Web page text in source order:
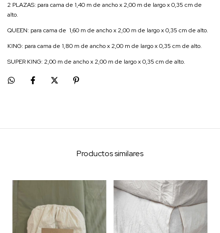
2 PLAZAS: para cama de 1,40 m de ancho x 2,00 m de largo x 0,35 cm de
alto.
QUEEN: para cama de 1,60 m de ancho x 2,00 m de largo x 0,35 cm de alto.
KING: para cama de 1,80 m de ancho x 2,00 m de largo x 0,35 cm de alto.
SUPER KING: 2,00 m de ancho x 2,00 m de largo x 0,35 cm de alto.
Productos similares